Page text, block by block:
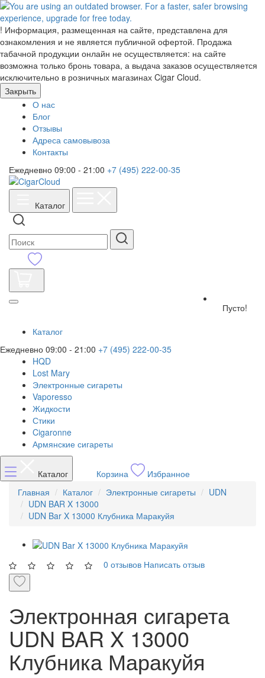
! Информация, размещенная на сайте, представлена для
ознакомления и не является публичной офертой. Продажа
табачной продукции онлайн не осуществляется: на сайте
возможна только бронь товара, а выдача заказов осуществляется
исключительно в розничных магазинах Cigar Cloud.
Закрыть
О нас
Блог
Отзывы
Адреса самовывоза
Контакты
Ежедневно 09:00 - 21:00 +7 (495) 222-00-35
Каталог
Пусто!
Каталог
Ежедневно 09:00 - 21:00 +7 (495) 222-00-35
HQD
Lost Mary
Электронные сигареты
Vaporesso
Жидкости
Стики
Cigaronne
Армянские сигареты
Каталог Корзина
Избранное
Главная
Каталог Электронные сигареты
UDN
UDN BAR X 13000
UDN Bar X 13000 Клубника Маракуйя
0 отзывов Написать отзыв
Электронная сигарета
UDN BAR X 13000
Клубника Маракуйя